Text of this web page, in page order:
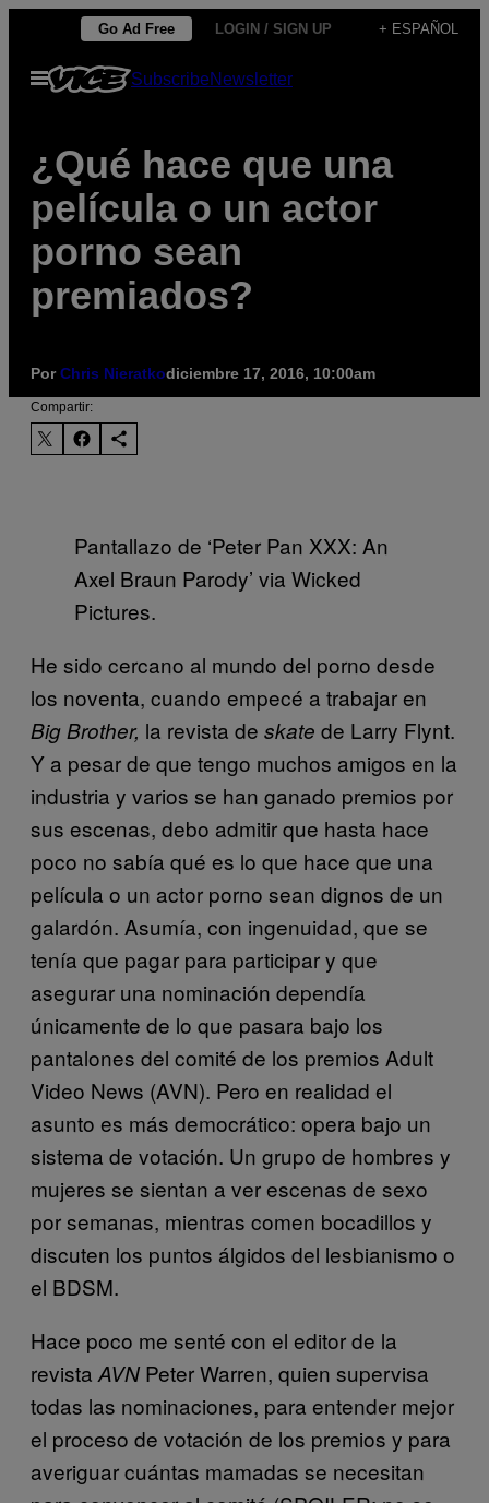
contenido
Go Ad Free LOGIN / SIGN UP + ESPAÑOL
Abrir
Menú
SubscribeNewsletter
¿Qué hace que una
película o un actor
porno sean
premiados?
PorChris Nieratkodiciembre 17, 2016, 10:00am
Compartir:
Pantallazo de ‘Peter Pan XXX: An
Axel Braun Parody’ via Wicked
Pictures.
He sido cercano al mundo del porno desde
los noventa, cuando empecé a trabajar en
Big Brother, la revista de skate de Larry Flynt.
Y a pesar de que tengo muchos amigos en la
industria y varios se han ganado premios por
sus escenas, debo admitir que hasta hace
poco no sabía qué es lo que hace que una
película o un actor porno sean dignos de un
galardón. Asumía, con ingenuidad, que se
tenía que pagar para participar y que
asegurar una nominación dependía
únicamente de lo que pasara bajo los
pantalones del comité de los premios Adult
Video News (AVN). Pero en realidad el
asunto es más democrático: opera bajo un
sistema de votación. Un grupo de hombres y
mujeres se sientan a ver escenas de sexo
por semanas, mientras comen bocadillos y
discuten los puntos álgidos del lesbianismo o
el BDSM.
Hace poco me senté con el editor de la
revista AVN Peter Warren, quien supervisa
todas las nominaciones, para entender mejor
el proceso de votación de los premios y para
averiguar cuántas mamadas se necesitan